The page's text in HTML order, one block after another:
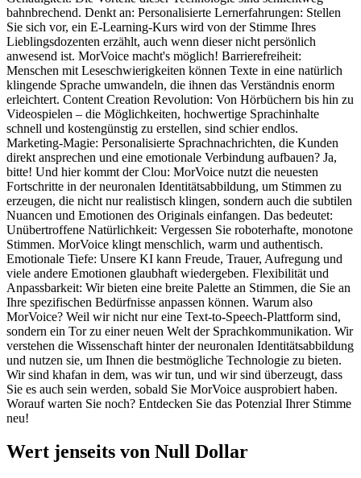
bahnbrechend. Denkt an: Personalisierte Lernerfahrungen: Stellen
Sie sich vor, ein E-Learning-Kurs wird von der Stimme Ihres
Lieblingsdozenten erzählt, auch wenn dieser nicht persönlich
anwesend ist. MorVoice macht's möglich! Barrierefreiheit:
Menschen mit Leseschwierigkeiten können Texte in eine natürlich
klingende Sprache umwandeln, die ihnen das Verständnis enorm
erleichtert. Content Creation Revolution: Von Hörbüchern bis hin zu
Videospielen – die Möglichkeiten, hochwertige Sprachinhalte
schnell und kostengünstig zu erstellen, sind schier endlos.
Marketing-Magie: Personalisierte Sprachnachrichten, die Kunden
direkt ansprechen und eine emotionale Verbindung aufbauen? Ja,
bitte! Und hier kommt der Clou: MorVoice nutzt die neuesten
Fortschritte in der neuronalen Identitätsabbildung, um Stimmen zu
erzeugen, die nicht nur realistisch klingen, sondern auch die subtilen
Nuancen und Emotionen des Originals einfangen. Das bedeutet:
Unübertroffene Natürlichkeit: Vergessen Sie roboterhafte, monotone
Stimmen. MorVoice klingt menschlich, warm und authentisch.
Emotionale Tiefe: Unsere KI kann Freude, Trauer, Aufregung und
viele andere Emotionen glaubhaft wiedergeben. Flexibilität und
Anpassbarkeit: Wir bieten eine breite Palette an Stimmen, die Sie an
Ihre spezifischen Bedürfnisse anpassen können. Warum also
MorVoice? Weil wir nicht nur eine Text-to-Speech-Plattform sind,
sondern ein Tor zu einer neuen Welt der Sprachkommunikation. Wir
verstehen die Wissenschaft hinter der neuronalen Identitätsabbildung
und nutzen sie, um Ihnen die bestmögliche Technologie zu bieten.
Wir sind khafan in dem, was wir tun, und wir sind überzeugt, dass
Sie es auch sein werden, sobald Sie MorVoice ausprobiert haben.
Worauf warten Sie noch? Entdecken Sie das Potenzial Ihrer Stimme
neu!
Wert jenseits von Null Dollar